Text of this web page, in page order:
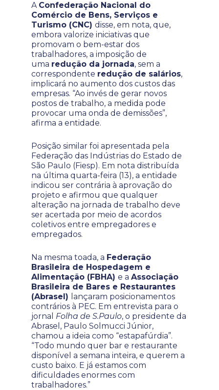
A Confederação Nacional do
Comércio de Bens, Serviços e
Turismo (CNC) disse, em nota, que,
embora valorize iniciativas que
promovam o bem-estar dos
trabalhadores, a imposição de
uma redução da jornada, sem a
correspondente redução de salários,
implicará no aumento dos custos das
empresas. “Ao invés de gerar novos
postos de trabalho, a medida pode
provocar uma onda de demissões”,
afirma a entidade.
Posição similar foi apresentada pela
Federação das Indústrias do Estado de
São Paulo (Fiesp). Em nota distribuída
na última quarta-feira (13), a entidade
indicou ser contrária à aprovação do
projeto e afirmou que qualquer
alteração na jornada de trabalho deve
ser acertada por meio de acordos
coletivos entre empregadores e
empregados.
Na mesma toada, a Federação
Brasileira de Hospedagem e
Alimentação (FBHA) e a Associação
Brasileira de Bares e Restaurantes
(Abrasel) lançaram posicionamentos
contrários à PEC. Em entrevista para o
jornal Folha de S.Paulo, o presidente da
Abrasel, Paulo Solmucci Júnior,
chamou a ideia como “estapafúrdia”.
“Todo mundo quer bar e restaurante
disponível a semana inteira, e querem a
custo baixo. E já estamos com
dificuldades enormes com
trabalhadores.”